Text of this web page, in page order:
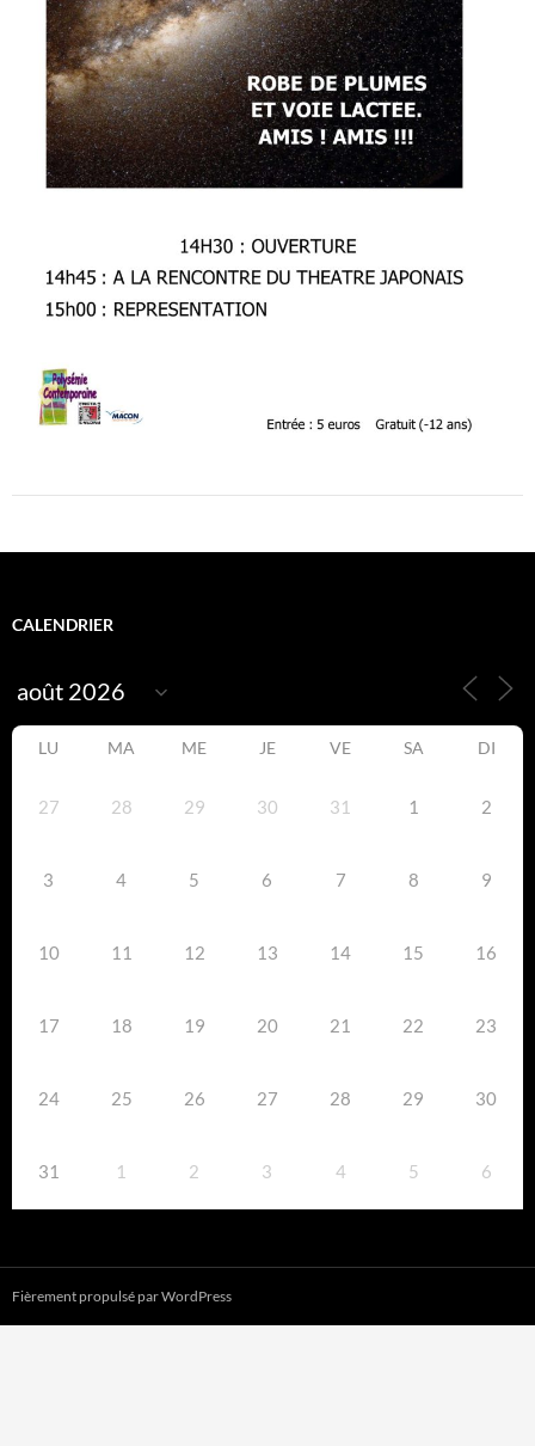
CALENDRIER
LU MA ME JE VE SA DI
27 28 29 30 31 1 2
3 4 5 6 7 8 9
10 11 12 13 14 15 16
17 18 19 20 21 22 23
24 25 26 27 28 29 30
31 1 2 3 4 5 6
Fièrement propulsé par WordPress